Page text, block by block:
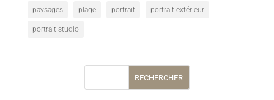
paysages plage portrait portrait extérieur
portrait studio
RECHERCHER